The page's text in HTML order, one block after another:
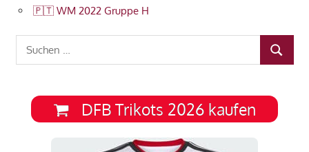
🇵🇹 WM 2022 Gruppe H
Suchen
nach:
SUCHEN
DFB Trikots 2026 kaufen